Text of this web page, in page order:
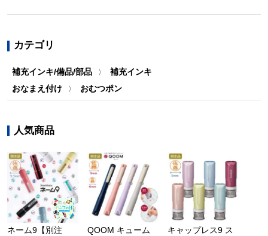
カテゴリ
補充インキ/備品/部品 〉
補充インキ
おなまえ付け
〉 おむつポン
人気商品
ネーム9【別注
QOOM キューム
キャップレス9 ス